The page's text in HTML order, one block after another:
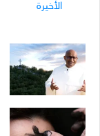
الأخيرة